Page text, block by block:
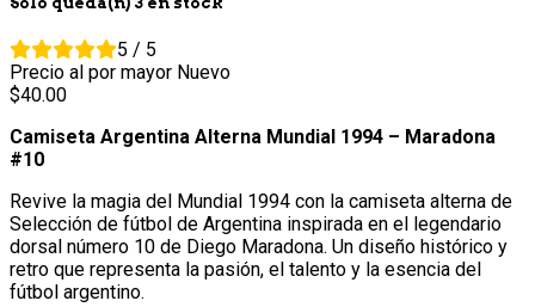
5 / 5
Precio al por mayor Nuevo
40.00
Camiseta Argentina Alterna Mundial 1994 – Maradona
#10
Revive la magia del Mundial 1994 con la camiseta alterna de
Selección de fútbol de Argentina inspirada en el legendario
dorsal número 10 de Diego Maradona. Un diseño histórico y
retro que representa la pasión, el talento y la esencia del
fútbol argentino.